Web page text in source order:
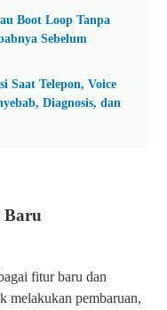
Boot Loop Tanpa
Sebelum
Saat Telepon, Voice
Diagnosis, dan
Baru
fitur baru dan
melakukan pembaruan,